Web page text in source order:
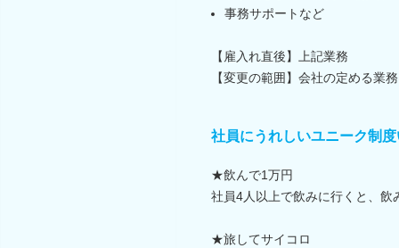
事務サポートなど
【雇入れ直後】上記業務
【変更の範囲】会社の定める業務
社員にうれしいユニーク制
★飲んで1万円
社員4人以上で飲みに行くと、飲
★旅してサイコロ